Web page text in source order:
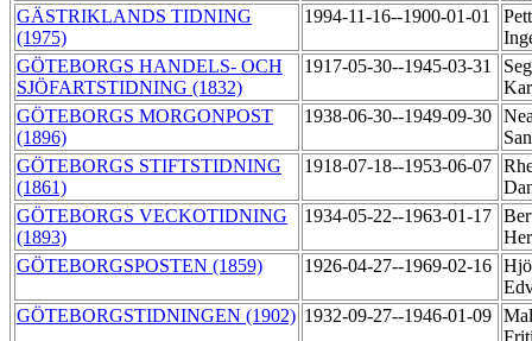
GÄSTRIKLANDS TIDNING
(1975)
1994-11-16--1900-01-01
GÖTEBORGS HANDELS- OCH
SJÖFARTSTIDNING (1832)
1917-05-30--1945-03-31
GÖTEBORGS MORGONPOST
(1896)
1938-06-30--1949-09-30
GÖTEBORGS STIFTSTIDNING
(1861)
1918-07-18--1953-06-07
GÖTEBORGS VECKOTIDNING
(1893)
1934-05-22--1963-01-17
GÖTEBORGSPOSTEN (1859)
1926-04-27--1969-02-16
GÖTEBORGSTIDNINGEN (1902) 1932-09-27--1946-01-09